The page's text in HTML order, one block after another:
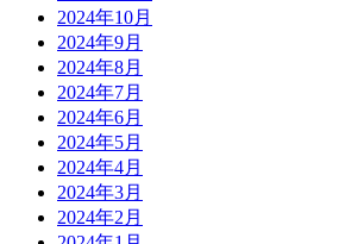
2024年10月
2024年9月
2024年8月
2024年7月
2024年6月
2024年5月
2024年4月
2024年3月
2024年2月